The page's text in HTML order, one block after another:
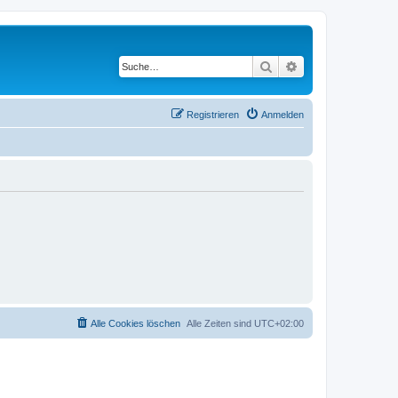
Suche
Anmelden
Registrieren
Alle Zeiten sind UTC+02:00
Alle Cookies löschen